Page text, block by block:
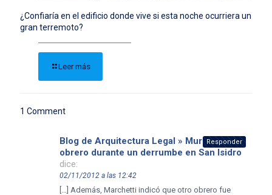
¿Confiaría en el edificio donde vive si esta noche ocurriera un
gran terremoto?
Leer más
1 Comment
Blog de Arquitectura Legal » Murió un
obrero durante un derrumbe en San Isidro
dice:
02/11/2012 a las 12:42
[…] Además, Marchetti indicó que otro obrero fue
Responder